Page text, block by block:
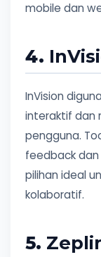
mobile dan
4.
InVision
interaktif dan
pengguna.
feedback
pilihan ideal
kolaboratif.
5.